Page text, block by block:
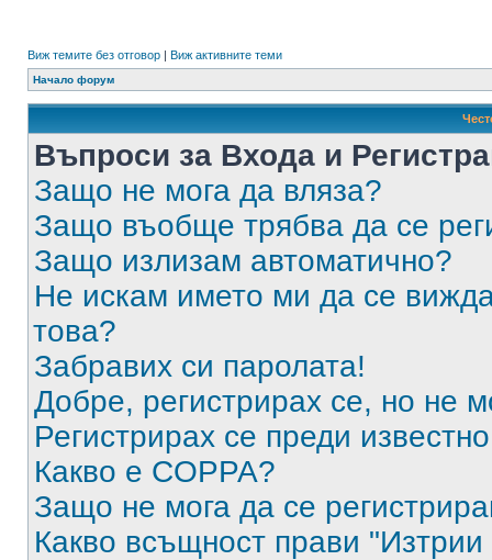
Виж темите без отговор | Виж активните теми
Начало форум
Въпроси за Входа и
Защо не мога да вляза?
Защо въобще трябва да се
Защо излизам автоматично?
Не искам името ми да се
това?
Забравих си паролата!
Добре, регистрирах се, но не
Регистрирах се преди
Какво е COPPA?
Защо не мога да се
Какво всъщност прави "Изтрии